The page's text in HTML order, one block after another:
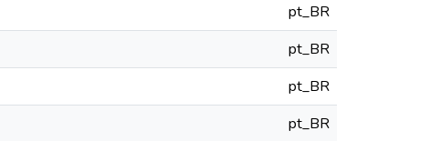
pt_BR
pt_BR
pt_BR
pt_BR